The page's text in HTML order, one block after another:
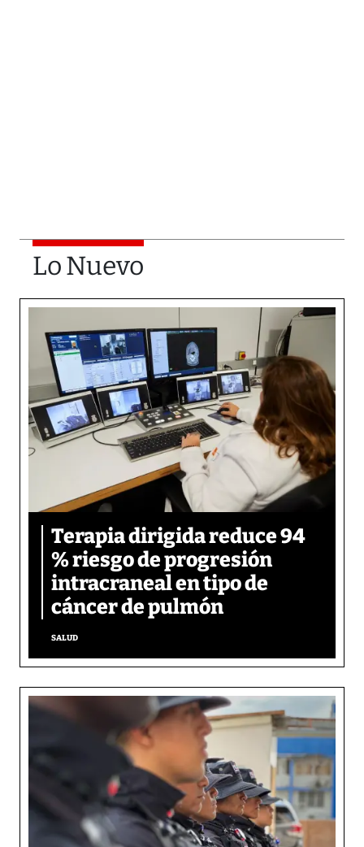
Lo Nuevo
Terapia dirigida reduce 94
% riesgo de progresión
intracraneal en tipo de
cáncer de pulmón
SALUD